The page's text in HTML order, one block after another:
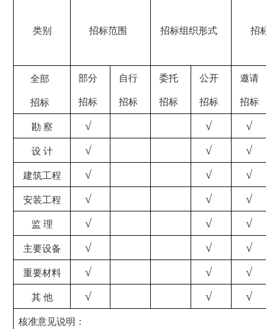
类别 招标范围 招标组织形式 招
全部
招标
部分
招标
自行
招标
委托
招标
公开
招标
邀请
招标
勘 察 √ √ √
设 计 √ √ √
建筑工程 √ √ √
安装工程 √ √ √
监 理 √ √ √
主要设备 √ √ √
重要材料 √ √ √
其 他 √ √ √
核准意见说明：